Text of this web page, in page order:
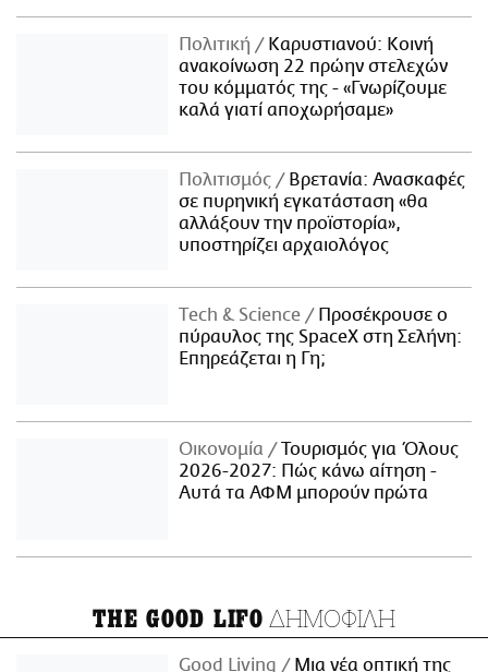
Πολιτική
Καρυστιανού: Κοινή
ανακοίνωση 22 πρώην στελεχών
του κόμματός της - «Γνωρίζουμε
καλά γιατί αποχωρήσαμε»
Πολιτισμός
Βρετανία: Ανασκαφές
σε πυρηνική εγκατάσταση «θα
αλλάξουν την προϊστορία»,
υποστηρίζει αρχαιολόγος
Τech & Science
Προσέκρουσε ο
πύραυλος της SpaceX στη Σελήνη:
Επηρεάζεται η Γη;
Οικονομία
Τουρισμός για Όλους
2026-2027: Πώς κάνω αίτηση -
Αυτά τα ΑΦΜ μπορούν πρώτα
THE GOOD LIFO ΔΗΜΟΦΙΛΗ
Good Living
Μια νέα οπτική της